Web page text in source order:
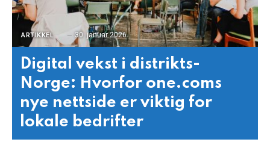
ARTIKKEL 30. januar 2026
Digital vekst i distrikts-
Norge: Hvorfor one.coms
nye nettside er viktig for
lokale bedrifter